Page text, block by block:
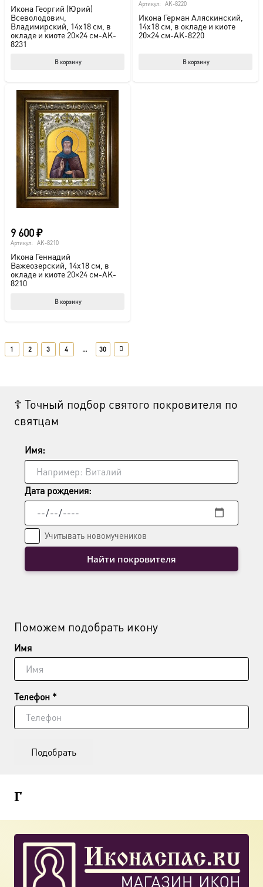
Икона Георгий (Юрий)
Всеволодович,
Владимирский, 14х18 см, в
окладе и киоте 20×24 см-AK-
8231
В корзину
Артикул: AK-8220
Икона Герман Аляскинский,
14х18 см, в окладе и киоте
20×24 см-AK-8220
В корзину
9 600₽
Артикул: AK-8210
Икона Геннадий
Важеозерский, 14х18 см, в
окладе и киоте 20×24 см-AK-
8210
В корзину
1 2 3 4 … 30
☦ Точный подбор святого покровителя по
святцам
Имя:
Дата рождения:
Учитывать новомучеников
Найти покровителя
Поможем подобрать икону
Имя
Телефон *
Подобрать
Г